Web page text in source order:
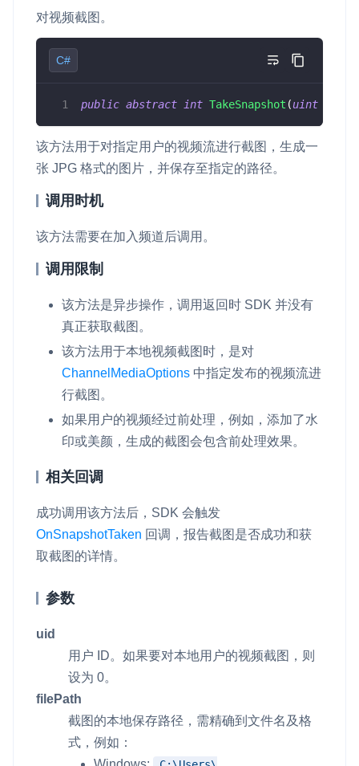
灵动会议
对视频截图。
C#
public abstract int TakeSnapshot (uint
该方法用于对指定用户的视频流进行截图，生成一
张 JPG 格式的图片，并保存至指定的路径。
调用时机
该方法需要在加入频道后调用。
调用限制
该方法是异步操作，调用返回时 SDK 并没有
真正获取截图。
该方法用于本地视频截图时，是对
ChannelMediaOptions 中指定发布的视频流进
行截图。
如果用户的视频经过前处理，例如，添加了水
印或美颜，生成的截图会包含前处理效果。
相关回调
成功调用该方法后，SDK 会触发
OnSnapshotTaken 回调，报告截图是否成功和获
取截图的详情。
参数
uid
用户 ID。如果要对本地用户的视频截图，则
设为 0。
filePath
截图的本地保存路径，需精确到文件名及格
式，例如：